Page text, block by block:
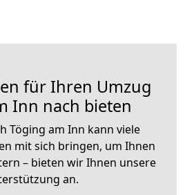
für Ihren Umzug
Inn nach bieten
Töging am Inn kann viele
mit sich bringen, um Ihnen
– bieten wir Ihnen unsere
an.